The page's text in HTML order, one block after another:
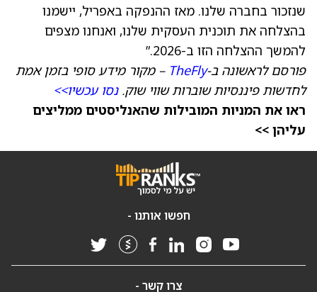
שנזכור בחברה שלנו. מאז ההנפקה באפריל, יישמנו
בהצלחה את תוכנית העסקית שלנו, ואנחנו מצפים
להמשך ההצלחה הזו ב-2026.”
פורסם לראשונה ב-TheFly – מקור מידע סופי בזמן אמת
לחדשות פיננסיות שוברות שווי שוק.נסו עכשיו>>
ראו את המניות המובילות שהאנליסטים ממליצים
עליהן >>
חפשו אותנו -
צרו קשר -